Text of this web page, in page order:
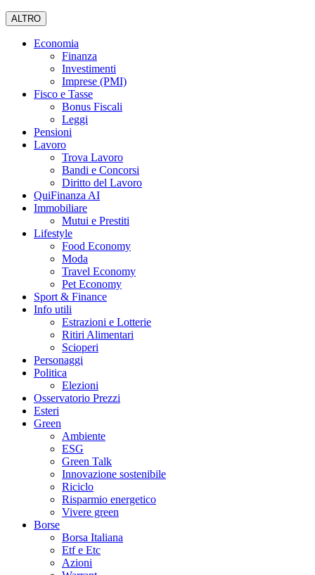
ALTRO
Economia
Finanza
Investimenti
Imprese (PMI)
Fisco e Tasse
Bonus Fiscali
Leggi
Pensioni
Lavoro
Trova Lavoro
Bandi e Concorsi
Diritto del Lavoro
QuiFinanza AI
Immobiliare
Mutui e Prestiti
Lifestyle
Food Economy
Moda
Travel Economy
Pet Economy
Sport & Finance
Info utili
Estrazioni e Lotterie
Ritiri Alimentari
Scioperi
Personaggi
Politica
Elezioni
Osservatorio Prezzi
Esteri
Green
Ambiente
ESG
Green Talk
Innovazione sostenibile
Riciclo
Risparmio energetico
Vivere green
Borse
Borsa Italiana
Etf e Etc
Azioni